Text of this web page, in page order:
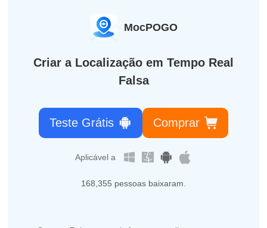
MocPOGO
Criar a Localização em Tempo Real
Falsa
Teste Grátis Comprar
Aplicável a
168,364 pessoas baixaram.